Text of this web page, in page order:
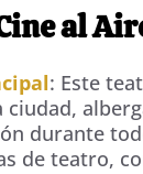
al
: Este
ciudad,
durante
de teatro,